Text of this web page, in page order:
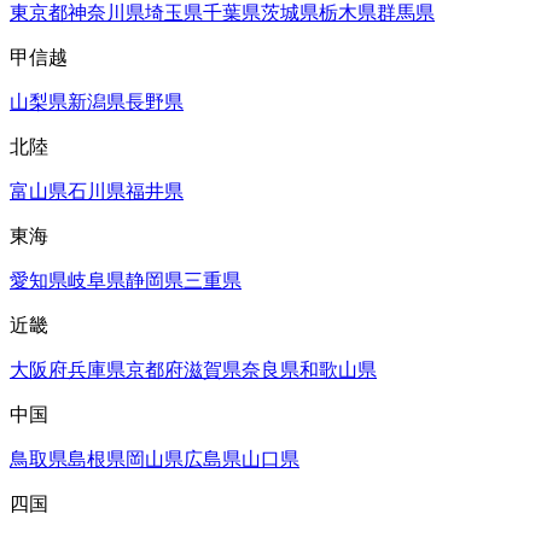
東京都神奈川県埼玉県千葉県茨城県栃木県群馬県
甲信越
山梨県新潟県長野県
北陸
富山県石川県福井県
東海
愛知県岐阜県静岡県三重県
近畿
大阪府兵庫県京都府滋賀県奈良県和歌山県
中国
鳥取県島根県岡山県広島県山口県
四国